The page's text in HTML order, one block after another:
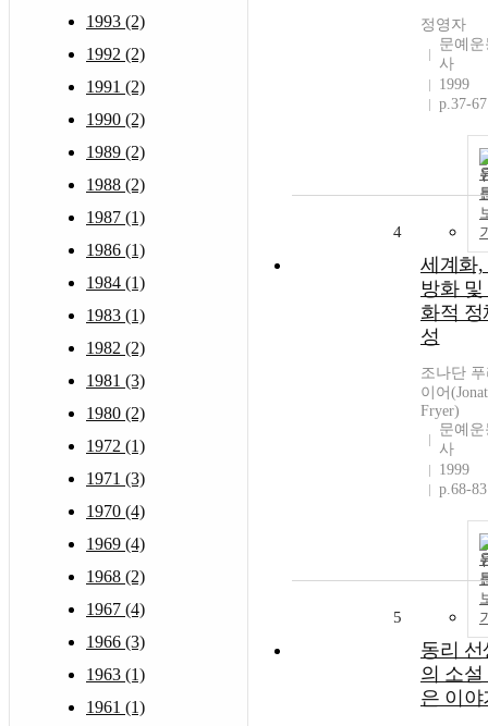
1993 (2)
1992 (2)
1991 (2)
1990 (2)
1989 (2)
1988 (2)
1987 (1)
1986 (1)
1984 (1)
1983 (1)
1982 (2)
1981 (3)
1980 (2)
1972 (1)
1971 (3)
1970 (4)
1969 (4)
1968 (2)
1967 (4)
1966 (3)
1963 (1)
1961 (1)
정영자
문예운
사
1999
p.37-67
4
세계화,
방화 및
화적 정
성
조나단
이어
Fryer)
문예운
사
1999
p.68-83
5
동리 선
의 소설
은 이야